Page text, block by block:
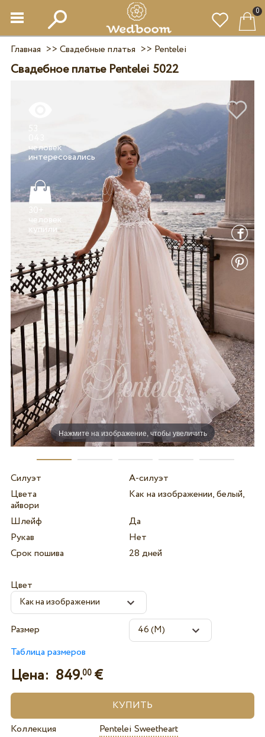
0
Главная >> Свадебные платья >> Pentelei
Свадебное платье Pentelei 5022
Нажмите на изображение, чтобы увеличить
человек
30+
человек
Силуэт
А-силуэт
Цвета
Как на изображении, белый,
айвори
Шлейф
Да
Рукав
Нет
Срок пошива
28 дней
Цвет
Размер
Таблица размеров
Цена: 849.00€
Коллекция
Pentelei Sweetheart